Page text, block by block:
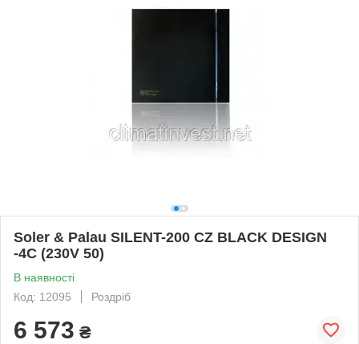
Soler & Palau SILENT-200 CZ BLACK DESIGN
-4C (230V 50)
В наявності
Код: 12095
Роздріб
6 573 ₴